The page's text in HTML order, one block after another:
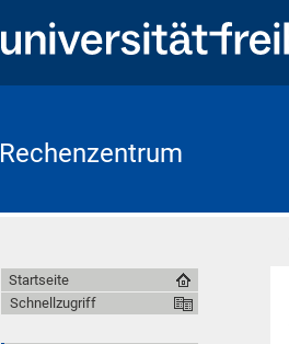
Rechenzentrum
Startseite
Schnellzugriff